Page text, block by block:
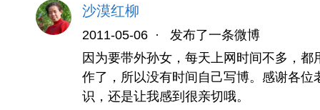
沙漠红柳
2011-05-06 ·
发布了一条微博
因为要带外孙女，每天上网时间不多，
作了，所以没有时间自己写博。感谢各
识，还是让我感到很亲切哦。